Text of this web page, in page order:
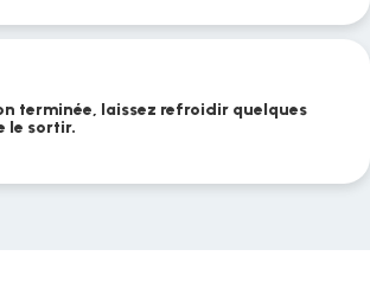
terminée, laissez refroidir quelques
le sortir.